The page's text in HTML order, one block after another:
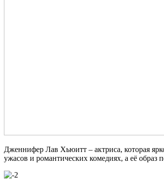
Дженнифер Лав Хьюитт – актриса, которая
ужасов и романтических комедиях, а её образ